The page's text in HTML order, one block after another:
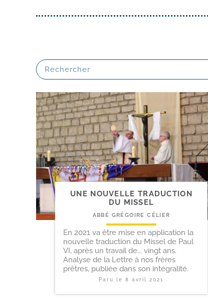
UNE NOUVELLE TRADUCTION
DU MISSEL
ABBÉ GRÉGOIRE CÉLIER
En 2021 va être mise en application la
nouvelle traduction du Missel de Paul
VI, après un travail de... vingt ans.
Analyse de la Lettre à nos frères
prêtres, publiée dans son intégralité.
Paru le 8 avril 2021